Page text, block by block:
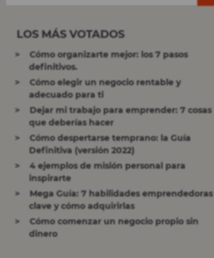
LOS MÁS VOTADOS
Cómo organizarte mejor: los 7 pasos
definitivos.
Cómo elegir un negocio rentable y
adecuado para ti
Dejar mi trabajo para emprender: 7 cosas
que deberías hacer
Cómo despertarse temprano: la Guía
Definitiva (versión 2022)
4 ejemplos de misión personal para
inspirarte
Mega Guía: 7 habilidades emprendedoras
clave y cómo adquirirlas
Cómo comenzar un negocio propio sin
dinero